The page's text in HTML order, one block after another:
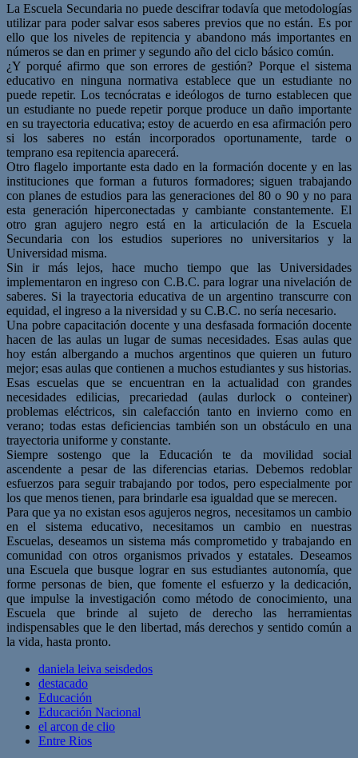
La Escuela Secundaria no puede descifrar todavía que metodologías
utilizar para poder salvar esos saberes previos que no están. Es por
ello que los niveles de repitencia y abandono más importantes en
números se dan en primer y segundo año del ciclo básico común.
¿Y porqué afirmo que son errores de gestión? Porque el sistema
educativo en ninguna normativa establece que un estudiante no
puede repetir. Los tecnócratas e ideólogos de turno establecen que
un estudiante no puede repetir porque produce un daño importante
en su trayectoria educativa; estoy de acuerdo en esa afirmación pero
si los saberes no están incorporados oportunamente, tarde o
temprano esa repitencia aparecerá.
Otro flagelo importante esta dado en la formación docente y en las
instituciones que forman a futuros formadores; siguen trabajando
con planes de estudios para las generaciones del 80 o 90 y no para
esta generación hiperconectadas y cambiante constantemente. El
otro gran agujero negro está en la articulación de la Escuela
Secundaria con los estudios superiores no universitarios y la
Universidad misma.
Sin ir más lejos, hace mucho tiempo que las Universidades
implementaron en ingreso con C.B.C. para lograr una nivelación de
saberes. Si la trayectoria educativa de un argentino transcurre con
equidad, el ingreso a la niversidad y su C.B.C. no sería necesario.
Una pobre capacitación docente y una desfasada formación docente
hacen de las aulas un lugar de sumas necesidades. Esas aulas que
hoy están albergando a muchos argentinos que quieren un futuro
mejor; esas aulas que contienen a muchos estudiantes y sus historias.
Esas escuelas que se encuentran en la actualidad con grandes
necesidades edilicias, precariedad (aulas durlock o conteiner)
problemas eléctricos, sin calefacción tanto en invierno como en
verano; todas estas deficiencias también son un obstáculo en una
trayectoria uniforme y constante.
Siempre sostengo que la Educación te da movilidad social
ascendente a pesar de las diferencias etarias. Debemos redoblar
esfuerzos para seguir trabajando por todos, pero especialmente por
los que menos tienen, para brindarle esa igualdad que se merecen.
Para que ya no existan esos agujeros negros, necesitamos un cambio
en el sistema educativo, necesitamos un cambio en nuestras
Escuelas, deseamos un sistema más comprometido y trabajando en
comunidad con otros organismos privados y estatales. Deseamos
una Escuela que busque lograr en sus estudiantes autonomía, que
forme personas de bien, que fomente el esfuerzo y la dedicación,
que impulse la investigación como método de conocimiento, una
Escuela que brinde al sujeto de derecho las herramientas
indispensables que le den libertad, más derechos y sentido común a
la vida, hasta pronto.
daniela leiva seisdedos
destacado
Educación
Educación Nacional
el arcon de clio
Entre Rios